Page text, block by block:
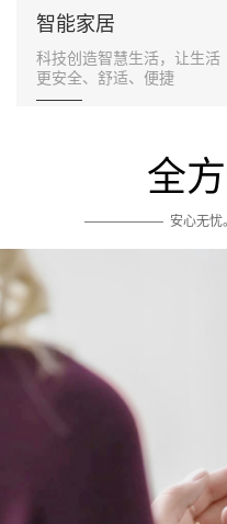
智能家居
科技创造智慧生活，让生活
更安全、舒适、便捷
———
全
—————— 安心无忧